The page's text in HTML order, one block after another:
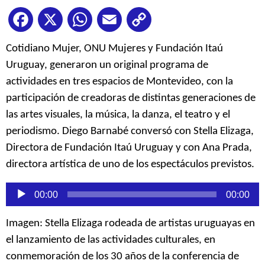
Facebook
X WhatsApp
Email
Link
Cotidiano Mujer, ONU Mujeres y Fundación Itaú
Uruguay, generaron un original programa de
actividades en tres espacios de Montevideo, con la
participación de creadoras de distintas generaciones de
las artes visuales, la música, la danza, el teatro y el
periodismo. Diego Barnabé conversó con Stella Elizaga,
Directora de Fundación Itaú Uruguay y con Ana Prada,
directora artística de uno de los espectáculos previstos.
Reproductor
00:00 00:00
Imagen: Stella Elizaga rodeada de artistas uruguayas en
el lanzamiento de las actividades culturales, en
conmemoración de los 30 años de la conferencia de